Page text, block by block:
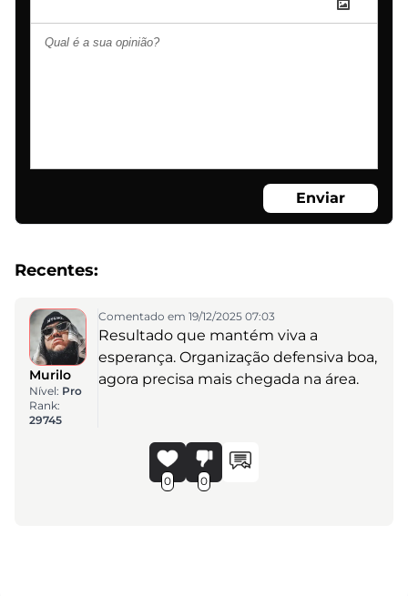
Enviar
Recentes:
Murilo
Nível: Pro
Rank:
29745
Comentado em 19/12/2025 07:03
Resultado que mantém viva a
esperança. Organização defensiva boa,
agora precisa mais chegada na área.
0 0